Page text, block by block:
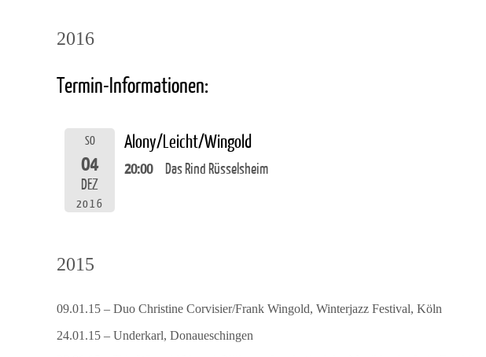
2016
Termin-Informationen:
SO
04
DEZ
2016
Alony/Leicht/Wingold
20:00 Das Rind Rüsselsheim
2015
09.01.15 – Duo Christine Corvisier/Frank Wingold, Winterjazz Festival, Köln
24.01.15 – Underkarl, Donaueschingen